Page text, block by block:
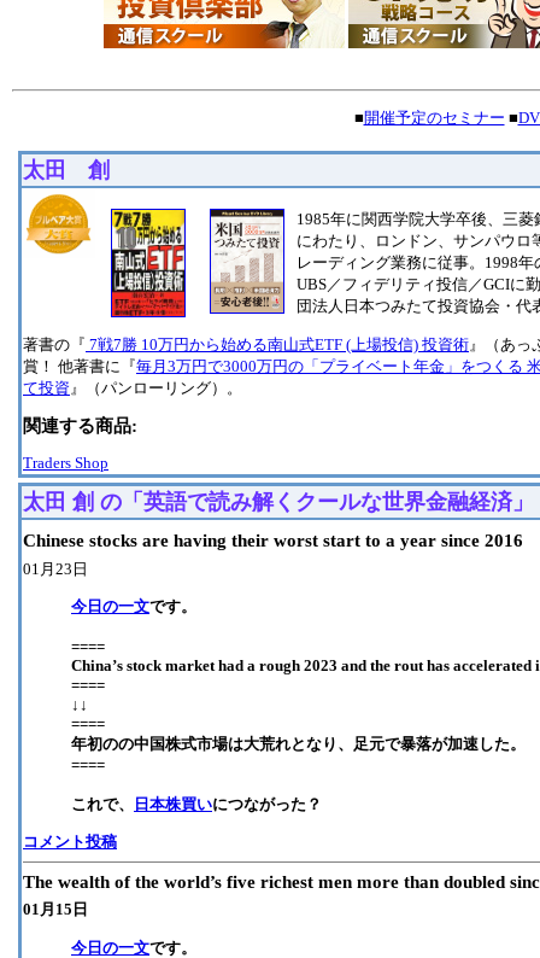
■開催予定のセミナー ■
太田 創
1985年に関西学院大学卒後、三
にわたり、ロンドン、サンパウ
レーディング業務に従事。1998
UBS／フィデリティ投信／GCIに
団法人日本つみたて投資協会・代
著書の『 7戦7勝 10万円から始める南山式ETF (上場投信) 投資術 』（あっ
賞！ 他著書に『毎月3万円で3000万円の「プライベート年金」をつくる
て投資 』（パンローリング）。
関連する商品:
Traders Shop
太田 創 の「英語で読み解くクールな世界金融経済」
Chinese stocks are having their worst start to a year since 2016
01月23日
今日の一文です。
====
China’s stock market had a rough 2023 and the rout has accelerated
====
↓↓
====
年初のの中国株式市場は大荒れとなり、足元で暴落が加速した。
====
これで、 日本株買いにつながった？
コメント投稿
The wealth of the world’s five richest men more than doubled
01月15日
今日の一文です。